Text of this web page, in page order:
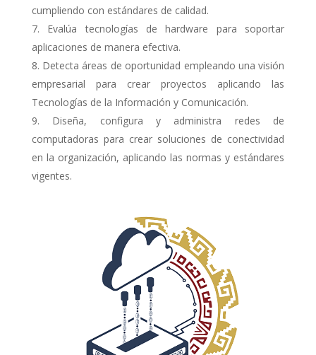
cumpliendo con estándares de calidad.
Evalúa tecnologías de hardware para soportar
aplicaciones de manera efectiva.
Detecta áreas de oportunidad empleando una visión
empresarial para crear proyectos aplicando las
Tecnologías de la Información y Comunicación.
Diseña, configura y administra redes de
computadoras para crear soluciones de conectividad
en la organización, aplicando las normas y estándares
vigentes.